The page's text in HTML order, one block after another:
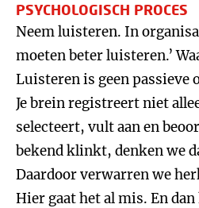
PSYCHOLOGISCH PROCES
Neem luisteren. In
moeten beter luisteren.’
Luisteren is geen passieve
Je brein registreert niet
selecteert, vult aan en
bekend klinkt, denken we
Daardoor verwarren we
Hier gaat het al mis. En